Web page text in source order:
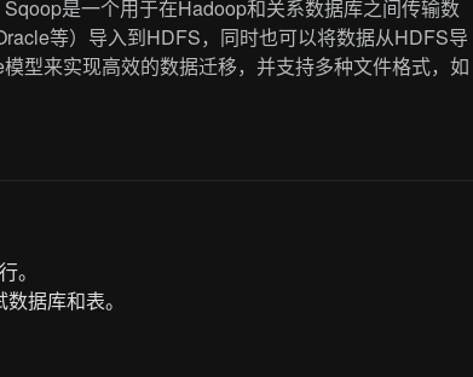
是一个用于在Hadoop和关系数据库之间传输数
等）导入到HDFS，同时也可以将数据从HDFS导
型来实现高效的数据迁移，并支持多种文件格式，如
。
据库和表。